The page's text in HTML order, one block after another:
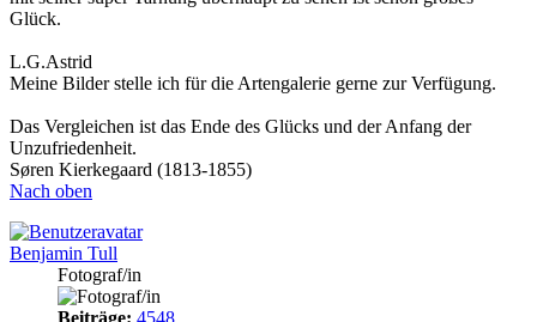
Glück.
L.G.Astrid
Meine Bilder stelle ich für die Artengalerie gerne zur Verfügung.
Das Vergleichen ist das Ende des Glücks und der Anfang der
Unzufriedenheit.
Søren Kierkegaard (1813-1855)
Nach oben
Benjamin Tull
Fotograf/in
Beiträge: 4548